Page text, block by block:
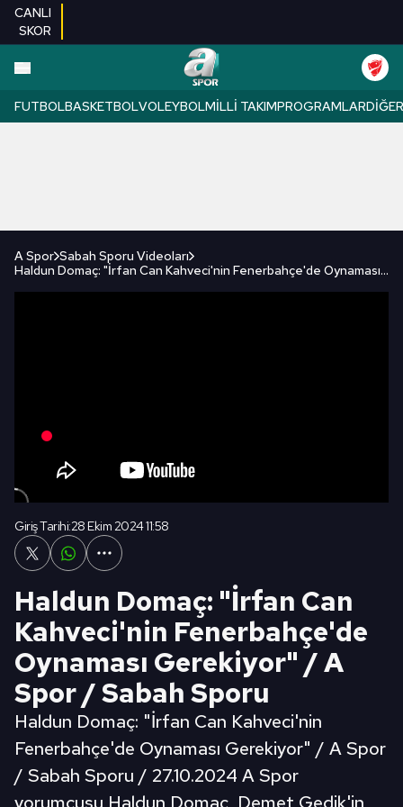
CANLI
SKOR
FUTBOLBASKETBOLVOLEYBOLMILLI TAKIMPROGRAMLARDIĞER
A Spor Sabah Sporu Videoları
Haldun Domaç: "İrfan Can Kahveci'nin Fenerbahçe'de Oynaması Gerekiyor" / A Spor / Sabah Sporu
Giriş Tarihi:28 Ekim 2024 11:58
Haldun Domaç: "İrfan Can
Kahveci'nin Fenerbahçe'de
Oynaması Gerekiyor" / A
Spor / Sabah Sporu
Haldun Domaç: "İrfan Can Kahveci'nin
Fenerbahçe'de Oynaması Gerekiyor" / A Spor
/ Sabah Sporu / 27.10.2024 A Spor